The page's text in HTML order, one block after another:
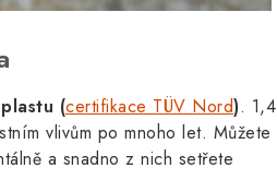
(certifikace TÜV Nord). 1,4
vlivům po mnoho let. Můžete
a snadno z nich setřete